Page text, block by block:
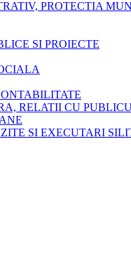
PROTECTIA
SI PROIECTE
RELATII CU
SI EXECUTARI